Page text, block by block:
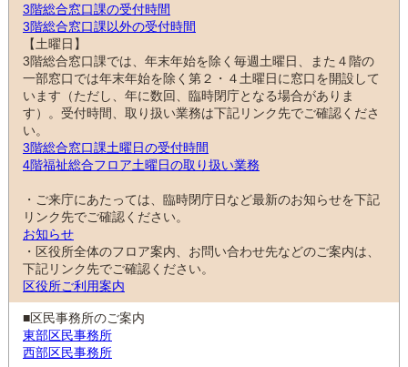
3階総合窓口課の受付時間
3階総合窓口課以外の受付時間
【土曜日】
3階総合窓口課では、年末年始を除く毎週土曜日、また４階の
一部窓口では年末年始を除く第２・４土曜日に窓口を開設して
います（ただし、年に数回、臨時閉庁となる場合がありま
す）。受付時間、取り扱い業務は下記リンク先でご確認くださ
い。
3階総合窓口課土曜日の受付時間
4階福祉総合フロア土曜日の取り扱い業務
・ご来庁にあたっては、臨時閉庁日など最新のお知らせを下記
リンク先でご確認ください。
お知らせ
・区役所全体のフロア案内、お問い合わせ先などのご案内は、
下記リンク先でご確認ください。
区役所ご利用案内
■区民事務所のご案内
東部区民事務所
西部区民事務所